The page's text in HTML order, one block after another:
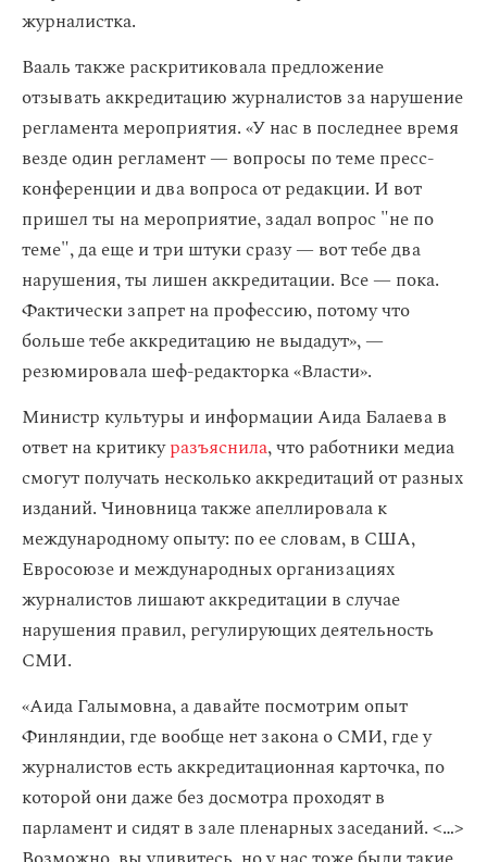
журналистка.
Вааль также раскритиковала предложение
отзывать аккредитацию журналистов за нарушение
регламента мероприятия. «У нас в последнее время
везде один регламент — вопросы по теме пресс-
конференции и два вопроса от редакции. И вот
пришел ты на мероприятие, задал вопрос "не по
теме", да еще и три штуки сразу — вот тебе два
нарушения, ты лишен аккредитации. Все — пока.
Фактически запрет на профессию, потому что
больше тебе аккредитацию не выдадут», —
резюмировала шеф-редакторка «Власти».
Министр культуры и информации Аида Балаева в
ответ на критикуразъяснила, что работники медиа
смогут получать несколько аккредитаций от разных
изданий. Чиновница также апеллировала к
международному опыту: по ее словам, в США,
Евросоюзе и международных организациях
журналистов лишают аккредитации в случае
нарушения правил, регулирующих деятельность
СМИ.
«Аида Галымовна, а давайте посмотрим опыт
Финляндии, где вообще нет закона о СМИ, где у
журналистов есть аккредитационная карточка, по
которой они даже без досмотра проходят в
парламент и сидят в зале пленарных заседаний. < … >